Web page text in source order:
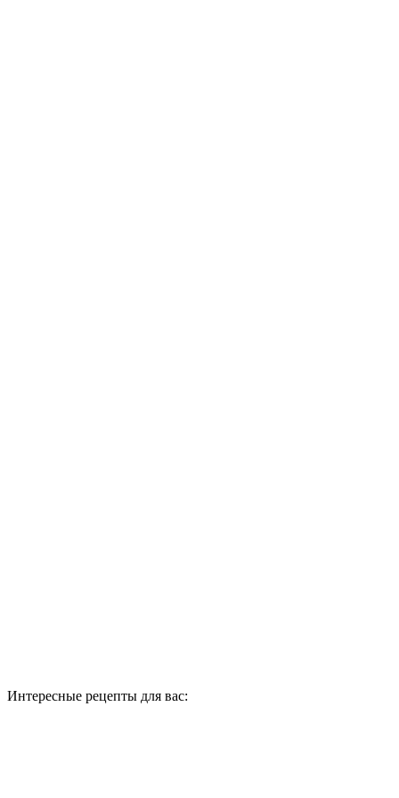
Интересные рецепты для вас: